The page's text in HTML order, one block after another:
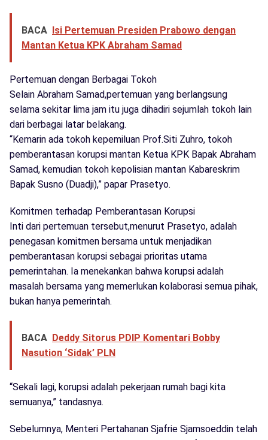
BACA Isi Pertemuan Presiden Prabowo dengan
Mantan Ketua KPK Abraham Samad
Pertemuan dengan Berbagai Tokoh
Selain Abraham Samad,pertemuan yang berlangsung
selama sekitar lima jam itu juga dihadiri sejumlah tokoh lain
dari berbagai latar belakang.
“Kemarin ada tokoh kepemiluan Prof.Siti Zuhro, tokoh
pemberantasan korupsi mantan Ketua KPK Bapak Abraham
Samad, kemudian tokoh kepolisian mantan Kabareskrim
Bapak Susno (Duadji),” papar Prasetyo.
Komitmen terhadap Pemberantasan Korupsi
Inti dari pertemuan tersebut,menurut Prasetyo, adalah
penegasan komitmen bersama untuk menjadikan
pemberantasan korupsi sebagai prioritas utama
pemerintahan. Ia menekankan bahwa korupsi adalah
masalah bersama yang memerlukan kolaborasi semua pihak,
bukan hanya pemerintah.
BACA Deddy Sitorus PDIP Komentari Bobby
Nasution ‘Sidak’ PLN
“Sekali lagi, korupsi adalah pekerjaan rumah bagi kita
semuanya,” tandasnya.
Sebelumnya, Menteri Pertahanan Sjafrie Sjamsoeddin telah